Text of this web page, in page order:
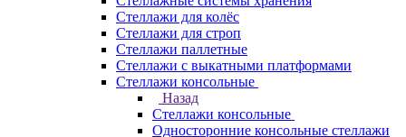
Стеллажи для колёс
Стеллажи для строп
Стеллажи паллетные
Стеллажи с выкатными платформами
Стеллажи консольные
Назад
Стеллажи консольные
Односторонние консольные стеллажи